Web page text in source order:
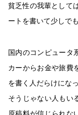
貧乏性の我輩として
ートを書いて少しで
国内のコンピュータ
カーからお金や旅費
を書く人だらけにな
そうじゃない人もい